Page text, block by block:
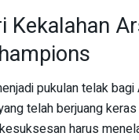
Kekalahan
pukulan telak
telah berjuang
harus